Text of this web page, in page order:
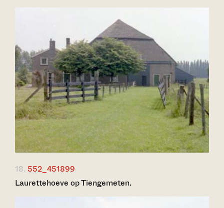
18. 552_451899
Laurettehoeve op Tiengemeten.